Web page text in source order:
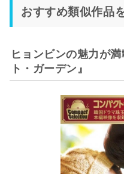
おすすめ類似作品
ヒョンビンの魅力が
ト・ガーデン』